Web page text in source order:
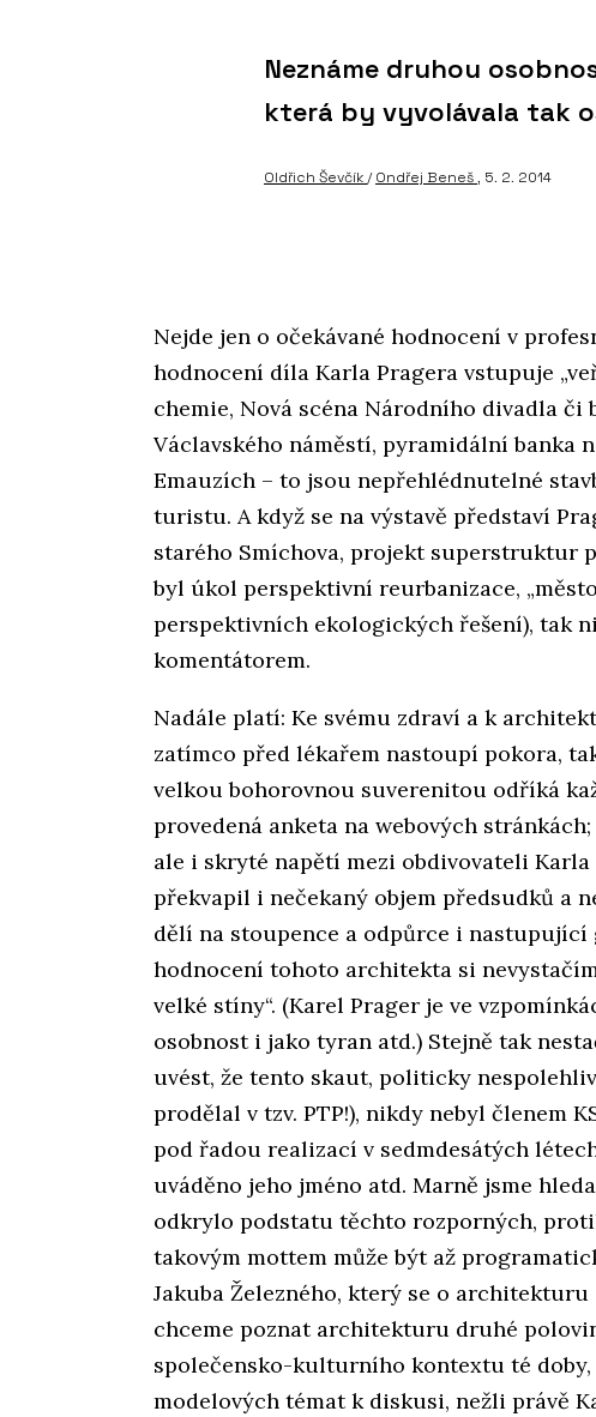
Neznáme druhou
která by vyvolávala tak
Oldřich Ševčík/Ondřej Beneš, 5. 2. 2014
Nejde jen o očekávané hodnocení v
hodnocení díla Karla Pragera vstupuje
chemie, Nová scéna Národního divadla
Václavského náměstí, pyramidální banka
Emauzích – to jsou nepřehlédnutelné
turistu. A když se na výstavě představí
starého Smíchova, projekt superstruktur
byl úkol perspektivní reurbanizace,
perspektivních ekologických řešení), tak
komentátorem.
Nadále platí: Ke svému zdraví a k
zatímco před lékařem nastoupí pokora,
velkou bohorovnou suverenitou odříká
provedená anketa na webových
ale i skryté napětí mezi obdivovateli
překvapil i nečekaný objem předsudků a
dělí na stoupence a odpůrce i
hodnocení tohoto architekta si
velké stíny“. (Karel Prager je ve
osobnost i jako tyran atd.) Stejně tak
uvést, že tento skaut, politicky
prodělal v tzv. PTP!), nikdy nebyl členem
pod řadou realizací v sedmdesátých
uváděno jeho jméno atd. Marně jsme
odkrylo podstatu těchto rozporných,
takovým mottem může být až
Jakuba Železného, který se o
chceme poznat architekturu druhé
společensko-kulturního kontextu té
modelových témat k diskusi, nežli právě